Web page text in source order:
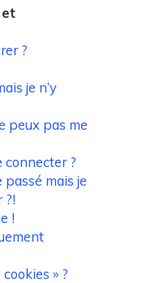
et
?
je n’y
peux pas me
connecter ?
passé mais je
?!
!
» ?